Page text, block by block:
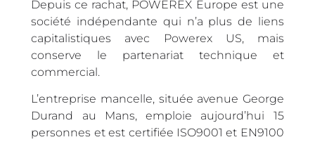
Depuis ce rachat, POWEREX Europe est une
société indépendante qui n’a plus de liens
capitalistiques avec Powerex US, mais
conserve le partenariat technique et
commercial.
L’entreprise mancelle, située avenue George
Durand au Mans, emploie aujourd’hui 15
personnes et est certifiée ISO9001 et EN9100